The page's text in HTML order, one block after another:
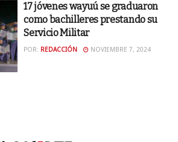
17 jóvenes wayuú se graduaron
como bachilleres prestando su
Servicio Militar
POR: REDACCIÓN NOVIEMBRE 7, 2024